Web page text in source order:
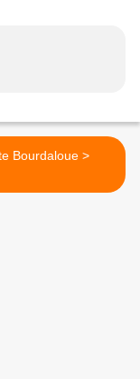
Tarte Bourdaloue >